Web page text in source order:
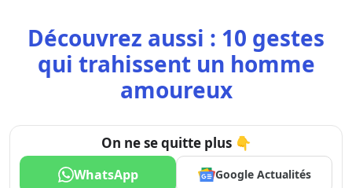
Découvrez aussi : 10 gestes
qui trahissent un homme
amoureux
On ne se quitte plus 👇
WhatsApp Google Actualités